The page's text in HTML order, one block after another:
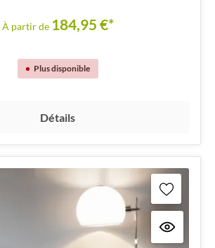
À partir de 184,95 €*
Plus disponible
Détails